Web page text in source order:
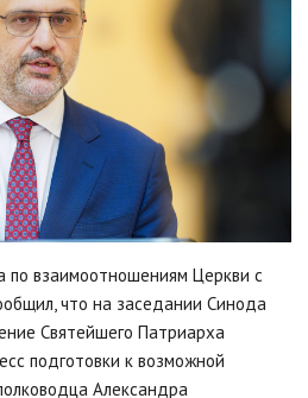
по взаимоотношениям Церкви с
что на заседании Синода
Святейшего Патриарха
подготовки к возможной
Александра